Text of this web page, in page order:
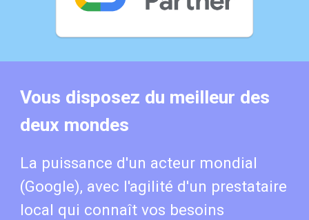
Vous disposez du meilleur des
deux mondes
La puissance d'un acteur mondial
(Google), avec l'agilité d'un prestataire
local qui connaît vos besoins